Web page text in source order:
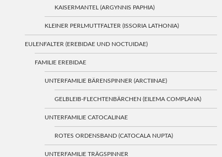
KAISERMANTEL (ARGYNNIS PAPHIA)
KLEINER PERLMUTTFALTER (ISSORIA LATHONIA)
EULENFALTER (EREBIDAE UND NOCTUIDAE)
FAMILIE EREBIDAE
UNTERFAMILIE BÄRENSPINNER (ARCTIINAE)
GELBLEIB-FLECHTENBÄRCHEN (EILEMA COMPLANA)
UNTERFAMILIE CATOCALINAE
ROTES ORDENSBAND (CATOCALA NUPTA)
UNTERFAMILIE TRÄGSPINNER